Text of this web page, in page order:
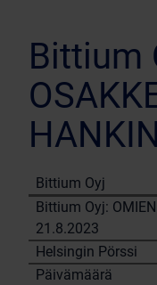
Bittium
Bittium Oyj
Bittium Oyj:
21.8.2023
Helsingin Pörssi
Päivämäärä